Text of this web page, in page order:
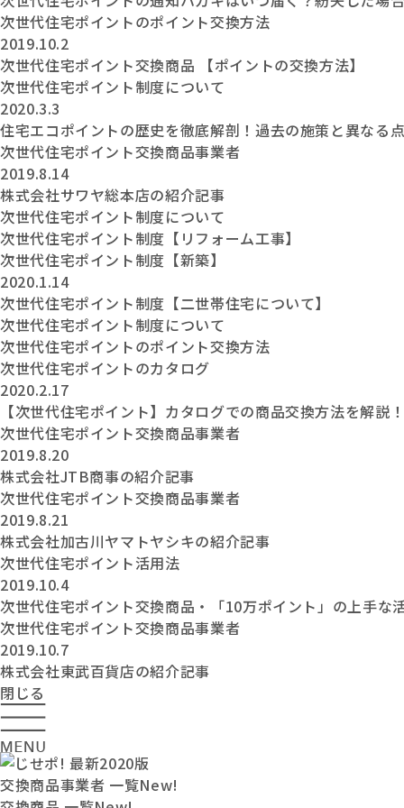
次世代住宅ポイントのポイント交換方法
2019.10.2
次世代住宅ポイント交換商品 【ポイントの交換方法】
次世代住宅ポイント制度について
2020.3.3
住宅エコポイントの歴史を徹底解剖！過去の施策と異なる点
次世代住宅ポイント交換商品事業者
2019.8.14
株式会社サワヤ総本店の紹介記事
次世代住宅ポイント制度について
次世代住宅ポイント制度【リフォーム工事】
次世代住宅ポイント制度【新築】
2020.1.14
次世代住宅ポイント制度【二世帯住宅について】
次世代住宅ポイント制度について
次世代住宅ポイントのポイント交換方法
次世代住宅ポイントのカタログ
2020.2.17
【次世代住宅ポイント】カタログでの商品交換方法を解説！
次世代住宅ポイント交換商品事業者
2019.8.20
株式会社JTB商事の紹介記事
次世代住宅ポイント交換商品事業者
2019.8.21
株式会社加古川ヤマトヤシキの紹介記事
次世代住宅ポイント活用法
2019.10.4
次世代住宅ポイント交換商品・「10万ポイント」の上手な
次世代住宅ポイント交換商品事業者
2019.10.7
株式会社東武百貨店の紹介記事
閉じる
交換商品事業者 一覧New!